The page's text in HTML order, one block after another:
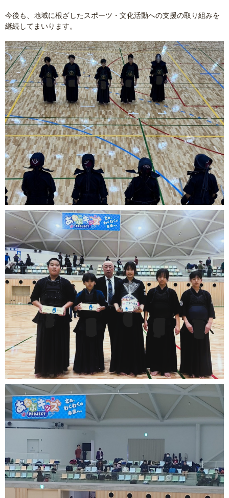
今後も、地域に根ざしたスポーツ・文化活動への支援の取り組みを
継続してまいります。